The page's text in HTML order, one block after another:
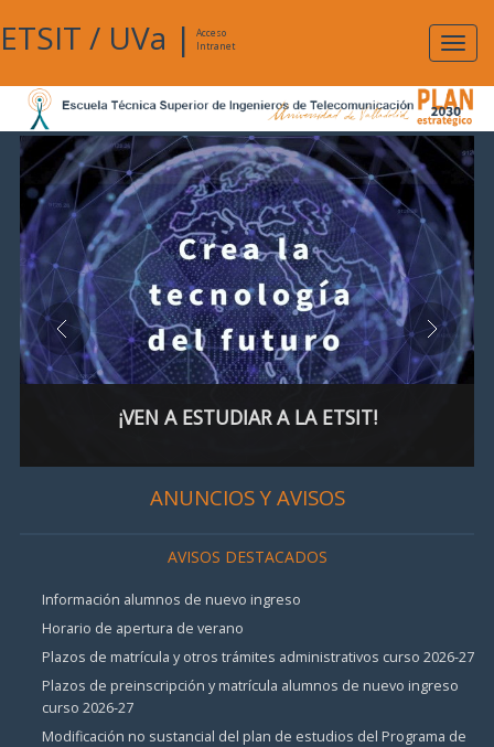
ETSIT / UVa |
Acceso
Intranet
¡VEN A ESTUDIAR A LA ETSIT!
ANUNCIOS Y AVISOS
AVISOS DESTACADOS
Información alumnos de nuevo ingreso
Horario de apertura de verano
Plazos de matrícula y otros trámites administrativos curso 2026-27
Plazos de preinscripción y matrícula alumnos de nuevo ingreso
curso 2026-27
Modificación no sustancial del plan de estudios del Programa de